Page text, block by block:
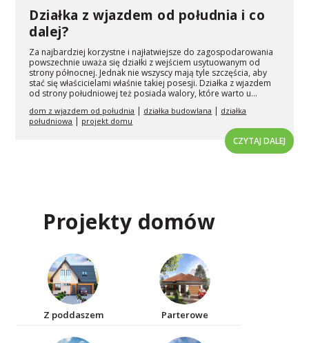
Działka z wjazdem od południa i co
dalej?
Za najbardziej korzystne i najłatwiejsze do zagospodarowania
powszechnie uważa się działki z wejściem usytuowanym od
strony północnej. Jednak nie wszyscy mają tyle szczęścia, aby
stać się właścicielami właśnie takiej posesji. Działka z wjazdem
od strony południowej też posiada walory, które warto u...
dom z wjazdem od południa | działka budowlana | działka
południowa | projekt domu
CZYTAJ DALEJ
Projekty domów
Z poddaszem Parterowe